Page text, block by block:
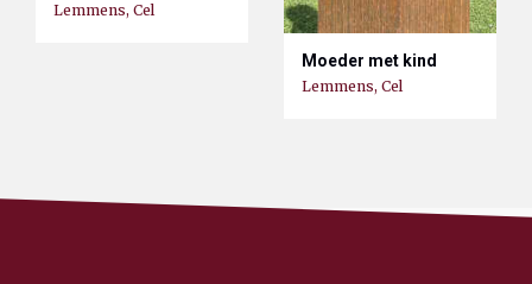
Lemmens, Cel
Moeder met kind
Lemmens, Cel